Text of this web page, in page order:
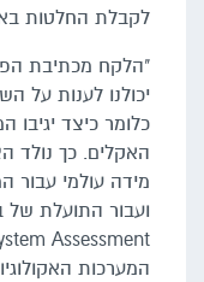
לקבלת החלטות
יכולנו לענות על
כלומר כיצד יגיבו
האקלים. כך נולד
מידה עולמי עבור
המערכות